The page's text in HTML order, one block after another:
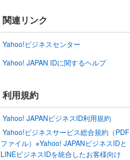
関連リンク
Yahoo!ビジネスセンター
Yahoo! JAPAN IDに関するヘルプ
利用規約
Yahoo! JAPANビジネスID利用規約
Yahoo!ビジネスサービス総合規約（PDF
ファイル）※Yahoo! JAPANビジネスIDと
LINEビジネスIDを統合したお客様向け